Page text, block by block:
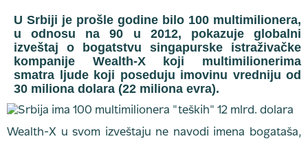
U Srbiji je prošle godine bilo 100 multimilionera,
u odnosu na 90 u 2012, pokazuje globalni
izveštaj o bogatstvu singapurske istraživačke
kompanije Wealth-X koji multimilionerima
smatra ljude koji poseduju imovinu vredniju od
30 miliona dolara (22 miliona evra).
Wealth-X u svom izveštaju ne navodi imena bogataša,